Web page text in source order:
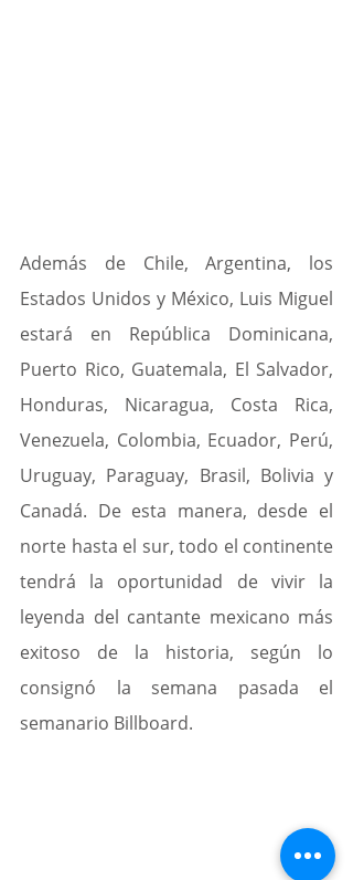
Además de Chile, Argentina, los
Estados Unidos y México, Luis Miguel
estará en República Dominicana,
Puerto Rico, Guatemala, El Salvador,
Honduras, Nicaragua, Costa Rica,
Venezuela, Colombia, Ecuador, Perú,
Uruguay, Paraguay, Brasil, Bolivia y
Canadá. De esta manera, desde el
norte hasta el sur, todo el continente
tendrá la oportunidad de vivir la
leyenda del cantante mexicano más
exitoso de la historia, según lo
consignó la semana pasada el
semanario Billboard.